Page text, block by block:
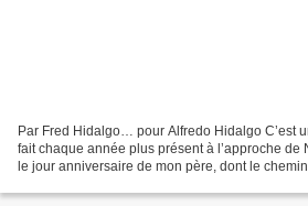
Par Fred Hidalgo… pour Alfredo Hidalgo C’est
fait chaque année plus présent à l’approche de
le jour anniversaire de mon père, dont le